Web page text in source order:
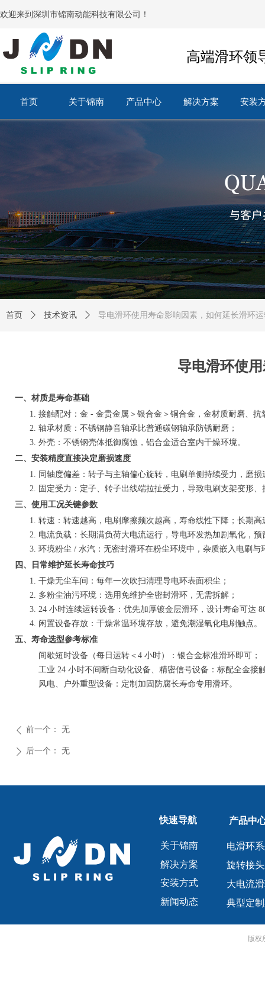
首页 关于锦南 产品中心
产品中心
解决方案 安装
高端滑环领
欢迎来到深圳市锦南动能科技有限公司！
导电滑环使
一、材质是寿命基础
接触配对：金 - 金贵金属＞银合金＞铜合金，金材质耐磨、抗
轴承材质：不锈钢静音轴承比普通碳钢轴承防锈耐磨；
外壳：不锈钢壳体抵御腐蚀，铝合金适合室内干燥环境。
二、安装精度直接决定磨损速度
同轴度偏差：转子与主轴偏心旋转，电刷单侧持续受力，磨
固定受力：定子、转子出线端拉扯受力，导致电刷支架变形
三、使用工况关键参数
转速：转速越高，电刷摩擦频次越高，寿命线性下降；长期
电流负载：长期满负荷大电流运行，导电环发热加剧氧化，预
环境粉尘 / 水汽：无密封滑环在粉尘环境中，杂质嵌入电刷
四、日常维护延长寿命技巧
干燥无尘车间：每年一次吹扫清理导电环表面积尘；
多粉尘油污环境：选用免维护全密封滑环，无需拆解；
24 小时连续运转设备：优先加厚镀金层滑环，设计寿命可达
闲置设备存放：干燥常温环境存放，避免潮湿氧化电刷触点。
五、寿命选型参考标准
间歇短时设备（每日运转＜4 小时）：银合金标准滑环即可；
工业 24 小时不间断自动化设备、精密信号设备：标配全金接
风电、户外重型设备：定制加固防腐长寿命专用滑环。
首页 ꄲ 技术资讯 ꄲ 导电滑环使用寿命影响因素，如何延长滑环
ꄴ 前一个： 无
ꄲ 后一个： 无
电滑环
旋转接
大电流
典型定
关于锦南
解决方案
安装方式
新闻动态
快速导航 产品中
版权